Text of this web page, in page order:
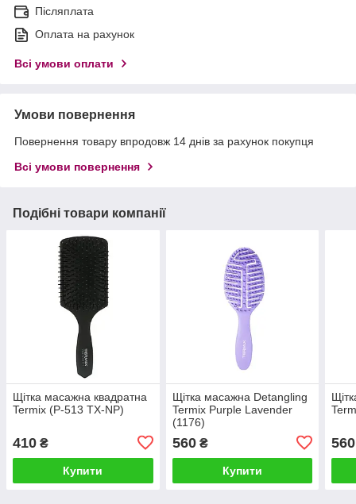
Післяплата
Оплата на рахунок
Всі умови оплати
Умови повернення
Повернення товару впродовж 14 днів за рахунок покупця
Всі умови повернення
Подібні товари компанії
Щітка масажна квадратна
Termix (P-513 TX-NP)
410 ₴
Купити
Щітка масажна Detangling
Termix Purple Lavender
(1176)
560₴
Купити
560